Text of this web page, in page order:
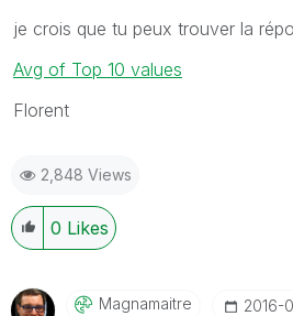
je crois que tu peux trouver la
Avg of Top 10 values
Florent
2,848 Views
0 Likes
Magnamaitre ‎2016-